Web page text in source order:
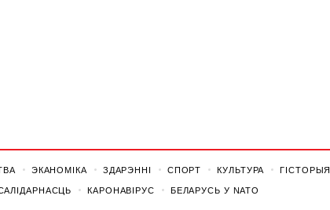
ЭКАНОМІКА ЗДАРЭННI СПОРТ КУЛЬТУРА ГІСТОРЫЯ
КАРОНАВІРУС БЕЛАРУСЬ У NATO